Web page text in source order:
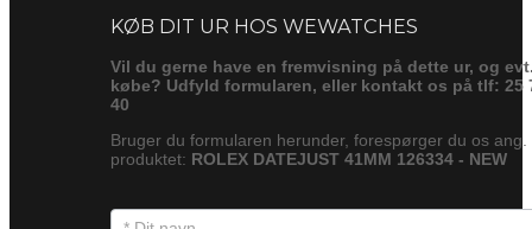
KØB DIT UR HOS WEWATCHES
Vil du gerne have en fremvisning på dette ur, og
købe? Udfyld formularen, eller kontakt os på tlf: 25
40
Bruger du formularen herunder, forespørger du os ang.
produktet: ROLEX DATEJUST 41MM 126334 - NEW